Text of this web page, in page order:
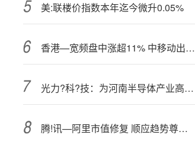
美:联楼价指数本年迄今微升0.05%
香港—宽频盘中涨超11% 中移动出售股份旨在配合监管要求
光力?科?技：为河南半导体产业高质量发展注入科创动能
腾!讯—阿里市值修复 顺应趋势尊重业绩